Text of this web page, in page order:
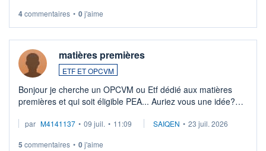
4commentaires • 0j'aime
matières premières
ETF ET OPCVM
Bonjour je cherche un OPCVM ou Etf dédié aux matières
premières et qui soit éligible PEA... Auriez vous une idée?
par M4141137 • 09 juil. • 11:09 SAIQEN • 23 juil. 2026
5 commentaires • 0j'aime